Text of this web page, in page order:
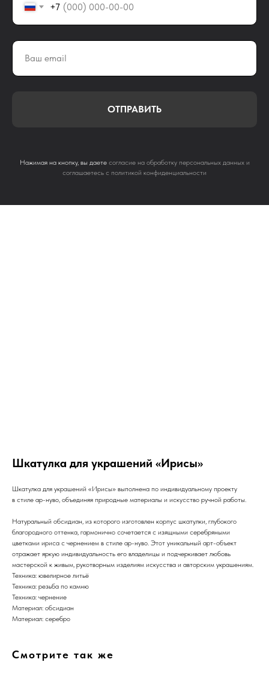
+7
ОТПРАВИТЬ
Нажимая на кнопку, вы даете согласие на обработку персональных данных и
соглашаетесь c политикой конфиденциальности
Шкатулка для украшений «Ирисы»
Шкатулка для украшений «Ирисы» выполнена по индивидуальному проекту
в стиле ар-нуво, объединяя природные материалы и искусство ручной работы.
Натуральный обсидиан, из которого изготовлен корпус шкатулки, глубокого
благородного оттенка, гармонично сочетается с изящными серебряными
цветками ириса с чернением в стиле ар-нуво. Этот уникальный арт-объект
отражает яркую индивидуальность его владелицы и подчеркивает любовь
мастерской к живым, рукотворным изделиям искусства и авторским украшениям.
Техника: ювелирное литьё
Техника: резьба по камню
Техника: чернение
Материал: обсидиан
Материал: серебро
Смотрите так же